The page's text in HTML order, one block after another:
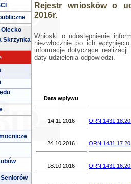
Skrzynka
Rejestr wniosków o
2016r.
Wnioski o udostępnienie
niezwłocznie po ich
informacje dotyczące
daty udzielenia odpowiedzi.
Data wpływu
14.11.2016
24.10.2016
18.10.2016